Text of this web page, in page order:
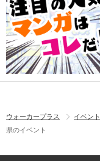
ウォーカープラス イベント
県のイベント